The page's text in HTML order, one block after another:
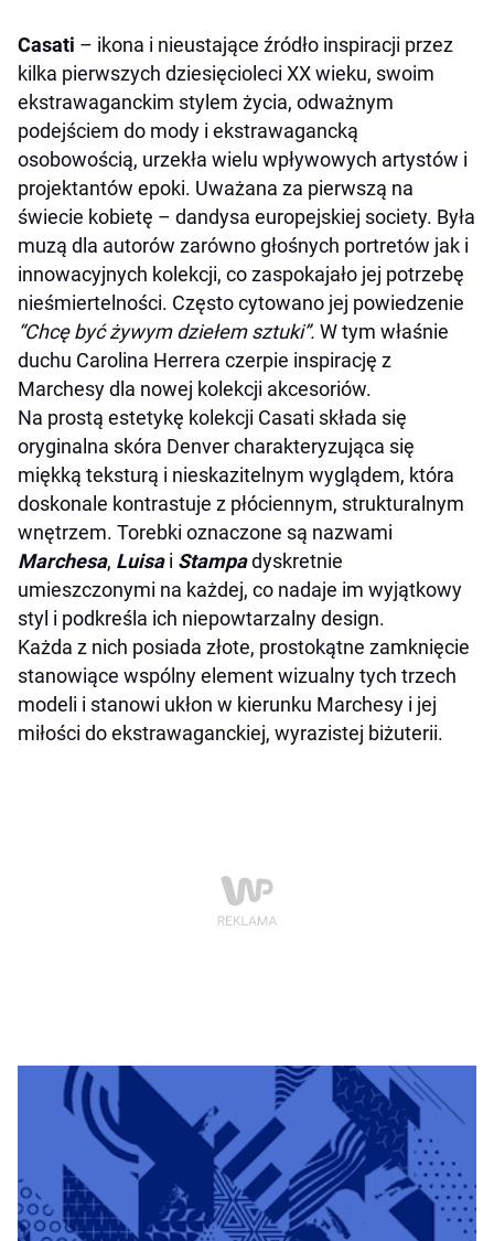
Casati – ikona i nieustające źródło inspiracji przez
kilka pierwszych dziesięcioleci XX wieku, swoim
ekstrawaganckim stylem życia, odważnym
podejściem do mody i ekstrawagancką
osobowością, urzekła wielu wpływowych artystów i
projektantów epoki. Uważana za pierwszą na
świecie kobietę – dandysa europejskiej society. Była
muzą dla autorów zarówno głośnych portretów jak i
innowacyjnych kolekcji, co zaspokajało jej potrzebę
nieśmiertelności. Często cytowano jej powiedzenie
“Chcę być żywym dziełem sztuki”. W tym właśnie
duchu Carolina Herrera czerpie inspirację z
Marchesy dla nowej kolekcji akcesoriów.
Na prostą estetykę kolekcji Casati składa się
oryginalna skóra Denver charakteryzująca się
miękką teksturą i nieskazitelnym wyglądem, która
doskonale kontrastuje z płóciennym, strukturalnym
wnętrzem. Torebki oznaczone są nazwami
Marchesa, Luisa i Stampadyskretnie
umieszczonymi na każdej, co nadaje im wyjątkowy
styl i podkreśla ich niepowtarzalny design.
Każda z nich posiada złote, prostokątne zamknięcie
stanowiące wspólny element wizualny tych trzech
modeli i stanowi ukłon w kierunku Marchesy i jej
miłości do ekstrawaganckiej, wyrazistej biżuterii.